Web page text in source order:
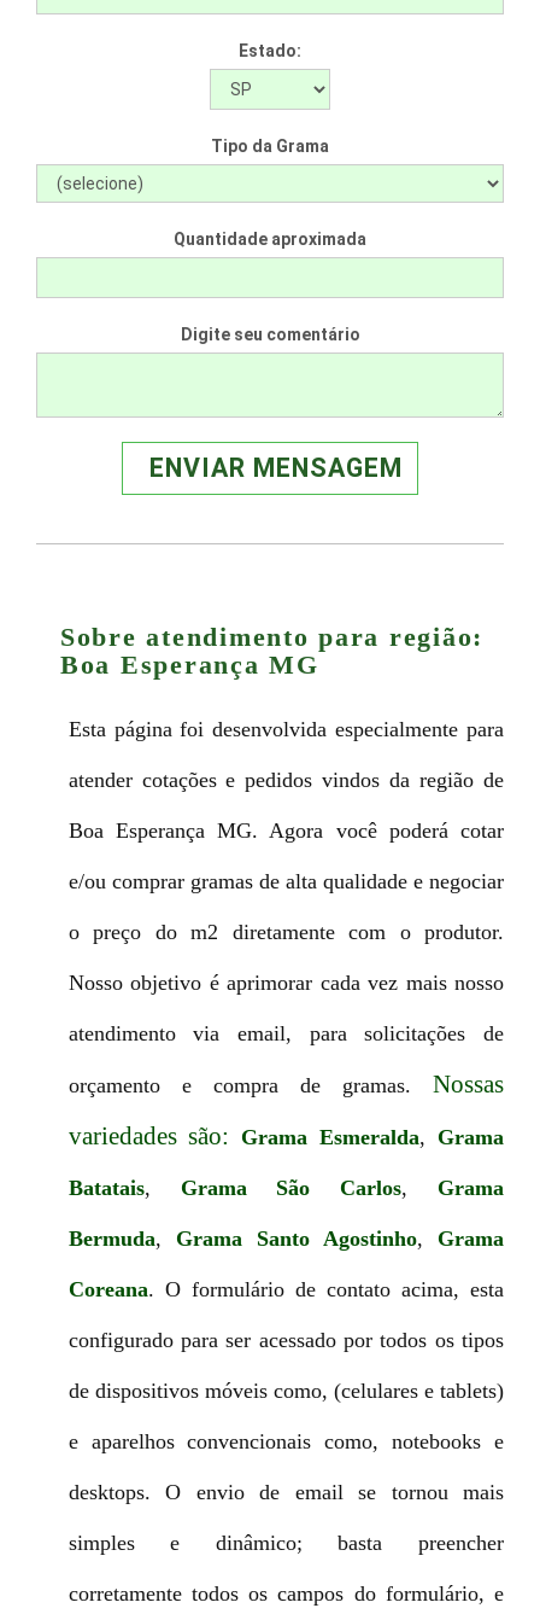
Estado:
Tipo da Grama
Quantidade aproximada
Digite seu comentário
ENVIAR MENSAGEM
Sobre atendimento para região:
Boa Esperança MG
Esta página foi desenvolvida especialmente para
atender cotações e pedidos vindos da região de
Boa Esperança MG. Agora você poderá cotar
e/ou comprar gramas de alta qualidade e negociar
o preço do m2 diretamente com o produtor.
Nosso objetivo é aprimorar cada vez mais nosso
atendimento via email, para solicitações de
orçamento e compra de gramas. Nossas
variedades são:
Grama Esmeralda, Grama
Batatais, Grama São Carlos, Grama
Bermuda, Grama Santo Agostinho, Grama
Coreana. O formulário de contato acima, esta
configurado para ser acessado por todos os tipos
de dispositivos móveis como, (celulares e tablets)
e aparelhos convencionais como, notebooks e
desktops. O envio de email se tornou mais
simples e dinâmico; basta preencher
corretamente todos os campos do formulário, e